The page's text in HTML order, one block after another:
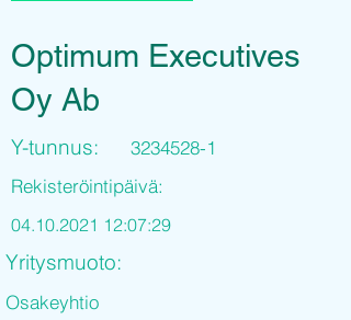
Optimum Executives
Oy Ab
Y-tunnus:
3234528-1
Rekisteröintipäivä:
04.10.2021 12:07:29
Yritysmuoto:
Osakeyhtio